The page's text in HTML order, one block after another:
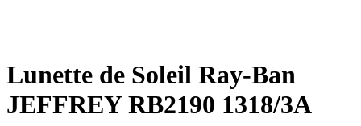
Lunette de Soleil Ray-Ban
JEFFREY RB2190 1318/3A